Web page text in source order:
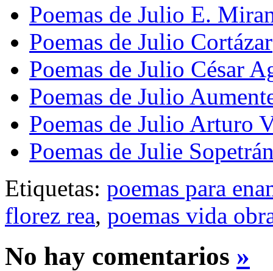
Poemas de Julio E.
Poemas de Julio Cortázar
Poemas de Julio César
Poemas de Julio
Poemas de Julio Arturo
Poemas de Julie
Etiquetas: poemas para
florez rea, poemas vida
No hay comentarios »